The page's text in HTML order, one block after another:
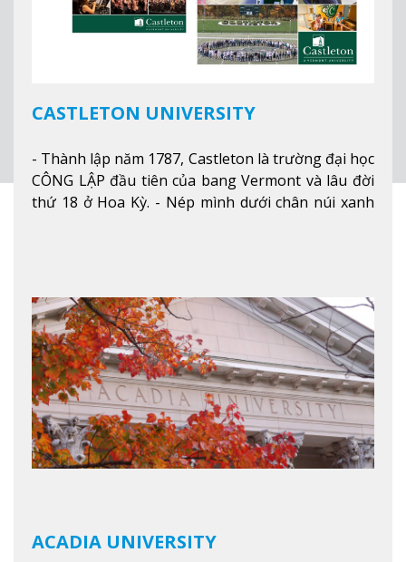
CASTLETON UNIVERSITY
- Thành lập năm 1787, Castleton là trường đại học
CÔNG LẬP đầu tiên của bang Vermont và lâu đời
thứ 18 ở Hoa Kỳ. - Nép mình dưới chân núi xanh
tuyết của trường, sinh viên có thể thưởng thức vẻ
đẹp tự nhiên của Vermont từ mọi góc trong
khuôn viên trường.Xem thêm
ACADIA UNIVERSITY